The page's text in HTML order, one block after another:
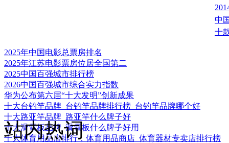
中
十
2025年中国电影总票房排名
2025年江苏电影票房位居全国第二
2025中国百强城市排行榜
2026中国百强城市综合实力指数
华为公布第六届“十大发明”创新成果
十大台钓竿品牌_台钓竿品牌排行榜_台钓竿品牌哪个好
十大路亚竿品牌_路亚竿什么牌子好
十大滑雪板品牌_滑雪板什么牌子好用
十大体育用品店排行，体育用品商店_体育器材专卖店排行榜
站内热词